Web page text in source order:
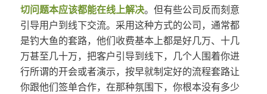
切问题本应该都能在线上解决。但有些公司反而刻意
引导用户到线下交流。采用这种方式的公司，通常都
是钓大鱼的套路，他们收费基本上都是好几万、十几
万甚至几十万，把客户引导到线下，几个人围着你进
行所谓的开会或者演示，按早就制定好的流程套路让
你跟他们签单合作，在那种氛围下，你根本没有多少